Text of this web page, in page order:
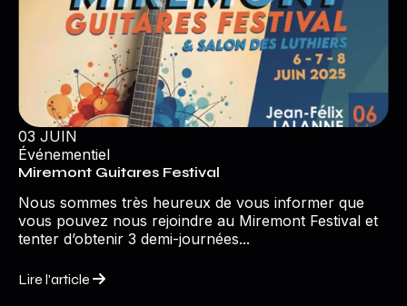
03 JUIN
Événementiel
Miremont Guitares Festival
Nous sommes très heureux de vous informer que
vous pouvez nous rejoindre au Miremont Festival et
tenter d’obtenir 3 demi-journées...
Lire l'article